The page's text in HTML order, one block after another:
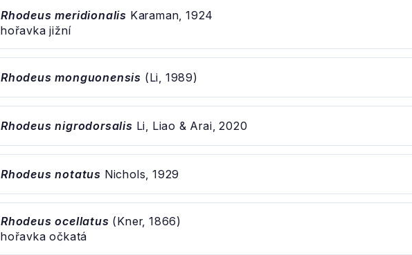
Rhodeus meridionalis Karaman, 1924
hořavka jižní
Rhodeus monguonensis (Li, 1989)
Rhodeus nigrodorsalis Li, Liao & Arai, 2020
Rhodeus notatus Nichols, 1929
Rhodeus ocellatus (Kner, 1866)
hořavka očkatá